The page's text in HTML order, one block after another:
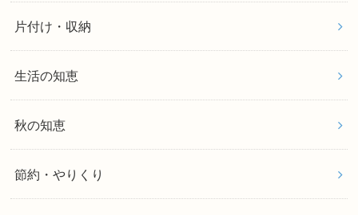
片付け・収納
生活の知恵
秋の知恵
節約・やりくり